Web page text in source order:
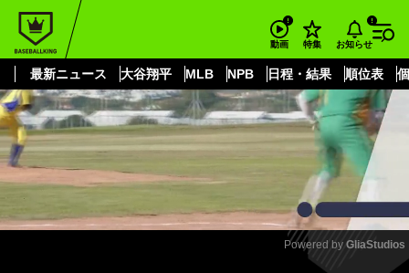
動画 特集 お知らせ
最新ニュース 大谷翔平 MLB NPB 日程・結果 順位表
もっと見る
Powered by GliaStudios